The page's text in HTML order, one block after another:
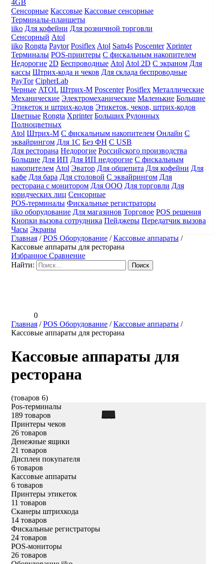
4GB
Сенсорные Кассовые Кассовые сенсорные
Терминалы-планшеты
iiko Для кофейни Для розничной торговли
Сенсорный Atol
iiko Rongta Paytor Posiflex Atol Sam4s Poscenter Xprinter
Терминалы POS-принтеры С фискальным накопителем
Недорогие 2D Беспроводные Atol Atol 2D С экраном Для
кассы Штрих-кода и чеков Для склада беспроводные
PayTor CipherLab
Черные ATOL Штрих-М Poscenter Posiflex Металлические
Механические Электромеханические Маленькие Большие
Этикеток и штрих-кодов Этикеток, чеков, штрих-кодов
Цветные Rongta Xprinter Больших Рулонных
Полноцветных
Atol Штрих-М С фискальным накопителем Онлайн С
эквайрингом Для 1С Без ФН С USB
Для ресторана Недорогие Российского производства
Большие Для ИП Для ИП недорогие С фискальным
накопителем Atol Эватор Для общепита Для кофейни Для
кафе Для бара Для столовой С эквайрингом Для
ресторана с монитором Для ООО Для торговли Для
юридческих лиц Сенсорные
POS-терминалы Фискальные регистраторы
iiko оборудование Для магазинов Торговое POS решения
Кнопки вызова сотрудника Пейджеры Передатчик вызова
Часы Экраны
Главная /POS Оборудование /Кассовые аппараты /
Кассовые аппараты для ресторана
Избранное Сравнение
Найти:
0
Главная /POS Оборудование /Кассовые аппараты /
Кассовые аппараты для ресторана
Кассовые аппараты для
ресторана
(товаров 6)
Pos-терминалы
189 товаров
Принтеры чеков
26 товаров
Денежные ящики
21 товаров
Дисплеи покупателя
6 товаров
Кассовые аппараты
6 товаров
Принтеры этикеток
11 товаров
Сканеры штрихкода
14 товаров
Фискальные регистраторы
24 товаров
POS-мониторы
26 товаров